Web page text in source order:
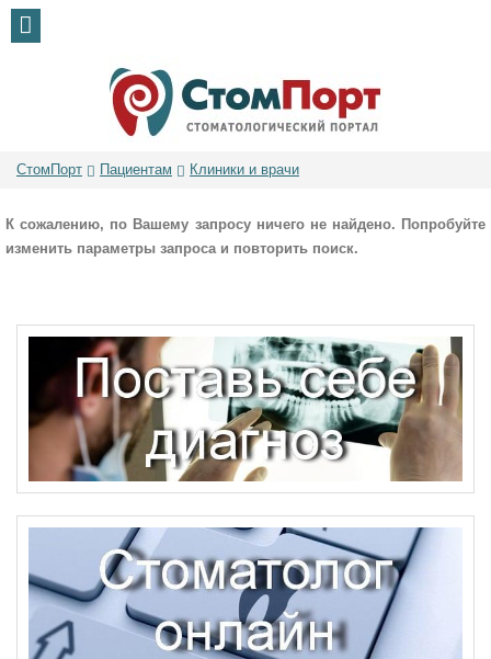
СтомПорт Пациентам Клиники и врачи
К сожалению, по Вашему запросу ничего не найдено. Попробуйте
изменить параметры запроса и повторить поиск.